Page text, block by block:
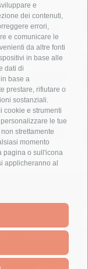
e
dei contenuti,
errori,
e comunicare le
da altre fonti
in base alle
dati di
base a
prestare, rifiutare o
sostanziali.
cookie e strumenti
le tue
strettamente
momento
pagina o sull'icona
applicheranno al
incidente
lubrense
municipale
treni
vincenzo de luca